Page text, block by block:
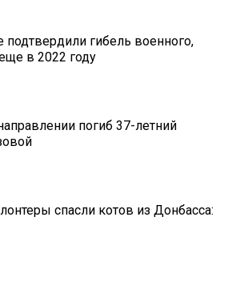
гибель военного,
в 2022 году
погиб 37-летний
спасли котов из Донбасса: